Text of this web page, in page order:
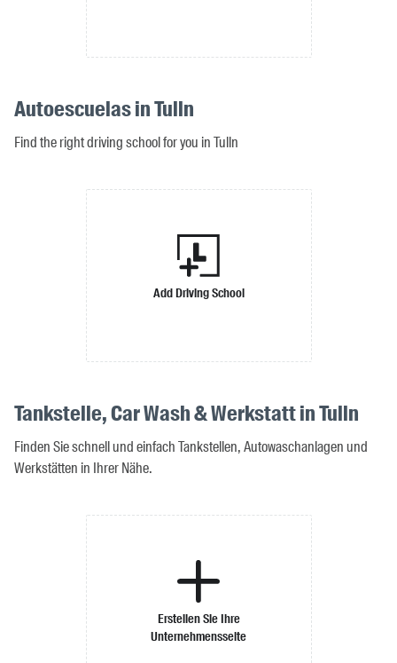
Autoescuelas in Tulln
Find the right driving school for you in Tulln
Add Driving School
Tankstelle, Car Wash & Werkstatt in Tulln
Finden Sie schnell und einfach Tankstellen, Autowaschanlagen und
Werkstätten in Ihrer Nähe.
Erstellen Sie Ihre
Unternehmensseite